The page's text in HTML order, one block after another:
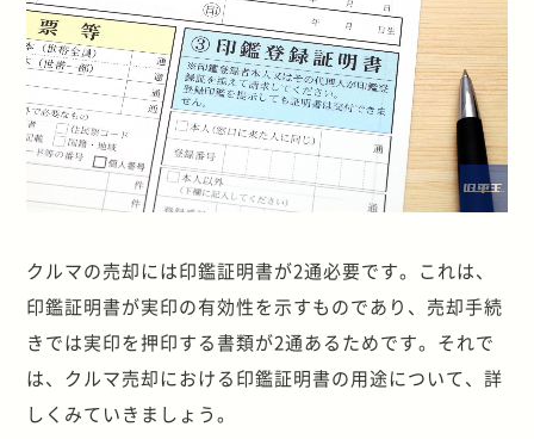
クルマの売却には印鑑証明書が2通必要です。これは、
印鑑証明書が実印の有効性を示すものであり、売却手続
きでは実印を押印する書類が2通あるためです。それで
は、クルマ売却における印鑑証明書の用途について、詳
しくみていきましょう。